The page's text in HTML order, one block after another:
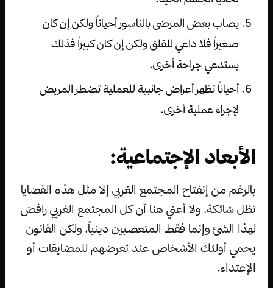
يصاب بعض المرضى بالناسور أحياناً ولكن إن كان
صغيراً فلا داعي للقلق ولكن إن كان كبيراً فذلك
يستدعي جراحة أخرى.
أحياناً تظهر أعراض جانبية للعملية تضطر المريض
لإجراء عملية أخرى.
الأبعاد الإجتماعية:
بالرغم من إنفتاح المجتمع الغربي إلا مثل هذه القضايا
تظل شائكة، ولا أعني هنا أن كل المجتمع الغربي رافض
لهذا الشئ وإنما فقط المتعصبين دينياً، ولكن القانون
يحمي أولئك الأشخاص عند تعرضهم للمضايقات أو
الإعتداء.